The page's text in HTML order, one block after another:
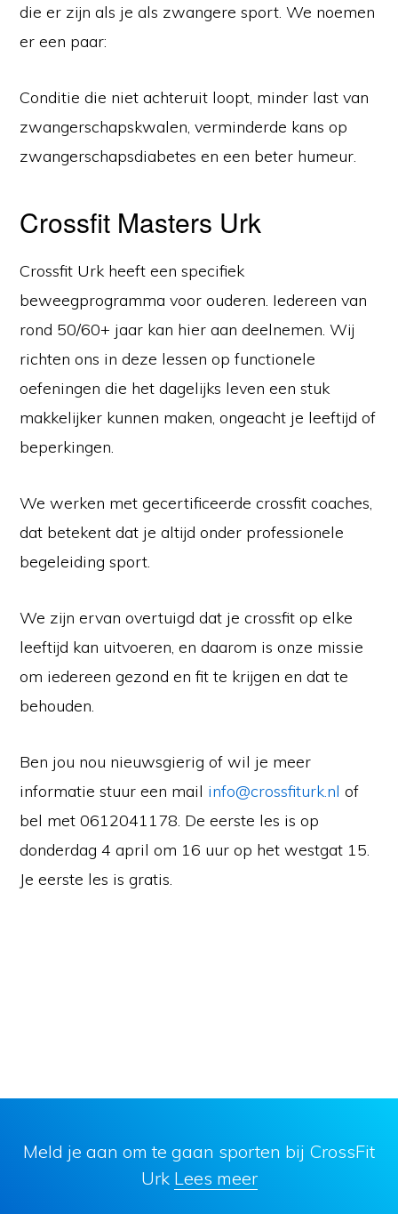
die er zijn als je als zwangere sport. We noemen
er een paar:
Conditie die niet achteruit loopt, minder last van
zwangerschapskwalen, verminderde kans op
zwangerschapsdiabetes en een beter humeur.
Crossfit Masters Urk
Crossfit Urk heeft een specifiek
beweegprogramma voor ouderen. Iedereen van
rond 50/60+ jaar kan hier aan deelnemen. Wij
richten ons in deze lessen op functionele
oefeningen die het dagelijks leven een stuk
makkelijker kunnen maken, ongeacht je leeftijd of
beperkingen.
We werken met gecertificeerde crossfit coaches,
dat betekent dat je altijd onder professionele
begeleiding sport.
We zijn ervan overtuigd dat je crossfit op elke
leeftijd kan uitvoeren, en daarom is onze missie
om iedereen gezond en fit te krijgen en dat te
behouden.
Ben jou nou nieuwsgierig of wil je meer
informatie stuur een mail info@crossfiturk.nl of
bel met 0612041178. De eerste les is op
donderdag 4 april om 16 uur op het westgat 15.
Je eerste les is gratis.
Meld je aan om te gaan sporten bij CrossFit
Urk Lees meer